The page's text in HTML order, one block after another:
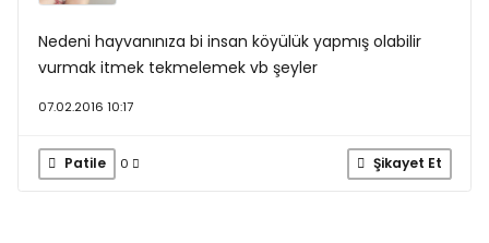
Nedeni hayvanınıza bi insan köyülük yapmış olabilir
vurmak itmek tekmelemek vb şeyler
07.02.2016 10:17
Patile 0 Şikayet Et